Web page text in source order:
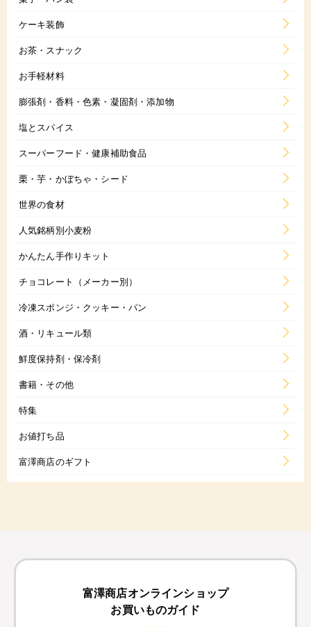
ケーキ装飾
お茶・スナック
お手軽材料
膨張剤・香料・色素・凝固剤・添加物
塩とスパイス
スーパーフード・健康補助食品
栗・芋・かぼちゃ・シード
世界の食材
人気銘柄別小麦粉
かんたん手作りキット
チョコレート（メーカー別）
冷凍スポンジ・クッキー・パン
酒・リキュール類
鮮度保持剤・保冷剤
書籍・その他
特集
お値打ち品
富澤商店のギフト
富澤商店オンラインショップ
お買いものガイド